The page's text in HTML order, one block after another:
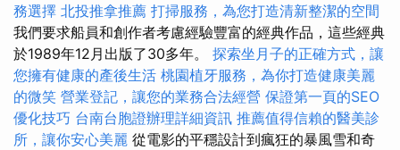
務選擇 北投推拿推薦 打掃服務，為您打造清新整潔的空間
我們要求船員和創作者考慮經驗豐富的經典作品，這些經典
於1989年12月出版了30多年。 探索坐月子的正確方式，讓
您擁有健康的產後生活 桃園植牙服務，為你打造健康美麗
的微笑 營業登記，讓您的業務合法經營 保證第一頁的SEO
優化技巧 台南台胞證辦理詳細資訊 推薦值得信賴的醫美診
所，讓你安心美麗 從電影的平穩設計到瘋狂的暴風雪和奇